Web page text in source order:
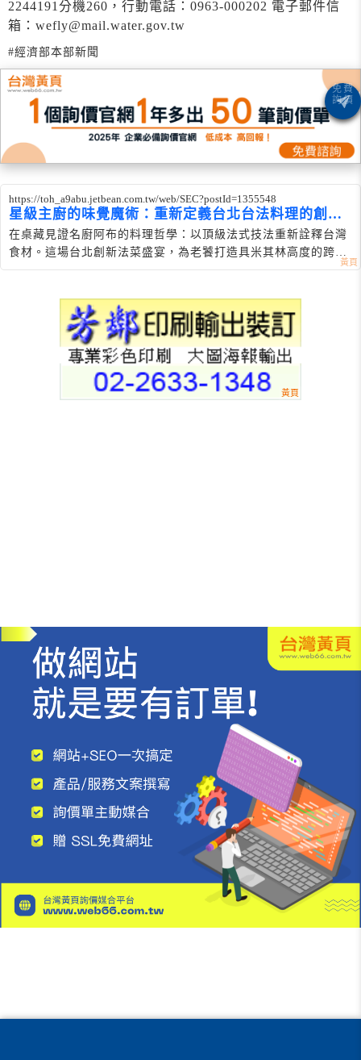
2244191分機260，行動電話：0963-000202 電子郵件信
箱：wefly@mail.water.gov.tw
#經濟部本部新聞
https://toh_a9abu.jetbean.com.tw/web/SEC?postId=1355548
星級主廚的味覺魔術：重新定義台北台法料理的創新
法菜美學
在桌藏見證名廚阿布的料理哲學：以頂級法式技法重新詮釋台灣
食材。這場台北創新法菜盛宴，為老饕打造具米其林高度的跨國
界味覺魔術。